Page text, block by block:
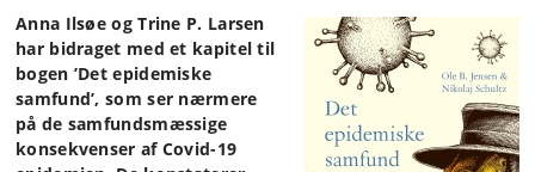
Anna Ilsøe og Trine P. Larsen
har bidraget med et kapitel til
bogen ’Det epidemiske
samfund’, som ser nærmere
på de samfundsmæssige
konsekvenser af Covid-19